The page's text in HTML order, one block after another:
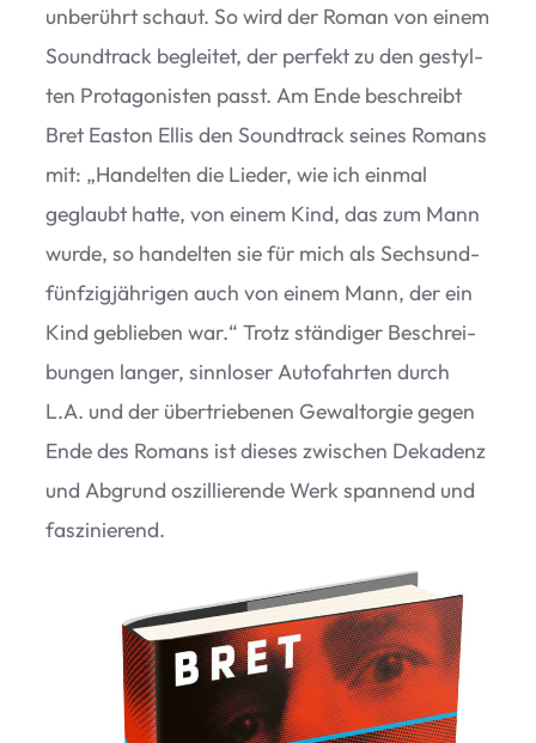
unbe­rührt schaut. So wird der Roman von einem
Sound­track beglei­tet, der per­fekt zu den gestyl­
ten Prot­ago­nis­ten passt. Am Ende beschreibt
Bret Eas­ton Ellis den Sound­track sei­nes Romans
mit: „Han­del­ten die Lie­der, wie ich ein­mal
geglaubt hatte, von einem Kind, das zum Mann
wurde, so han­del­ten sie für mich als Sechs­und­
fünf­zig­jäh­ri­gen auch von einem Mann, der ein
Kind geblie­ben war.“ Trotz stän­di­ger Beschrei­
bun­gen lan­ger, sinn­lo­ser Auto­fahr­ten durch
L.A. und der über­trie­be­nen Gewalt­or­gie gegen
Ende des Romans ist die­ses zwi­schen Deka­denz
und Abgrund oszil­lie­rende Werk span­nend und
faszinierend.